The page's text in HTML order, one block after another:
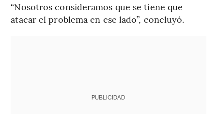
“Nosotros consideramos que se tiene que
atacar el problema en ese lado”, concluyó.
PUBLICIDAD